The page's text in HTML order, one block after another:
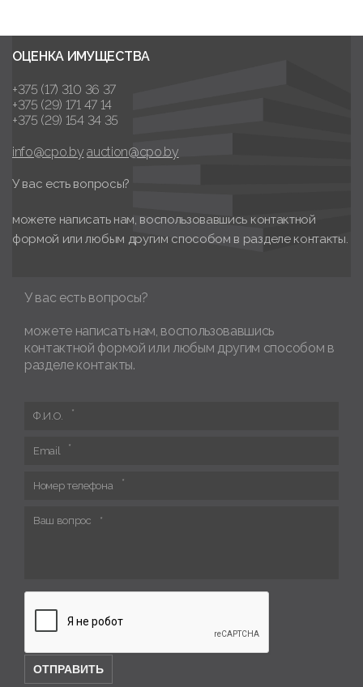
ОЦЕНКА ИМУЩЕСТВА
+375 (17) 310 36 37
+375 (29) 171 47 14
+375 (29) 154 34 35
info@cpo.by auction@cpo.by
У вас есть вопросы?
можете написать нам, воспользовавшись контактной
формой или любым другим способом в разделе контакты.
У вас есть вопросы?
можете написать нам, воспользовавшись
контактной формой или любым другим способом в
разделе контакты.
Ф.И.О.
Email
Номер телефона
Ваш вопрос